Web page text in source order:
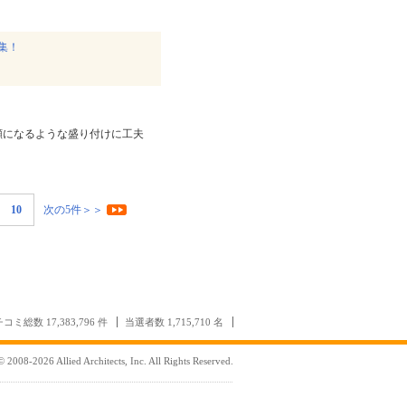
！
なるような盛り付けに工夫
10 次の5件＞＞
コミ総数 17,383,796 件 当選者数 1,715,710 名
2008-2026 Allied Architects, Inc. All Rights Reserved.